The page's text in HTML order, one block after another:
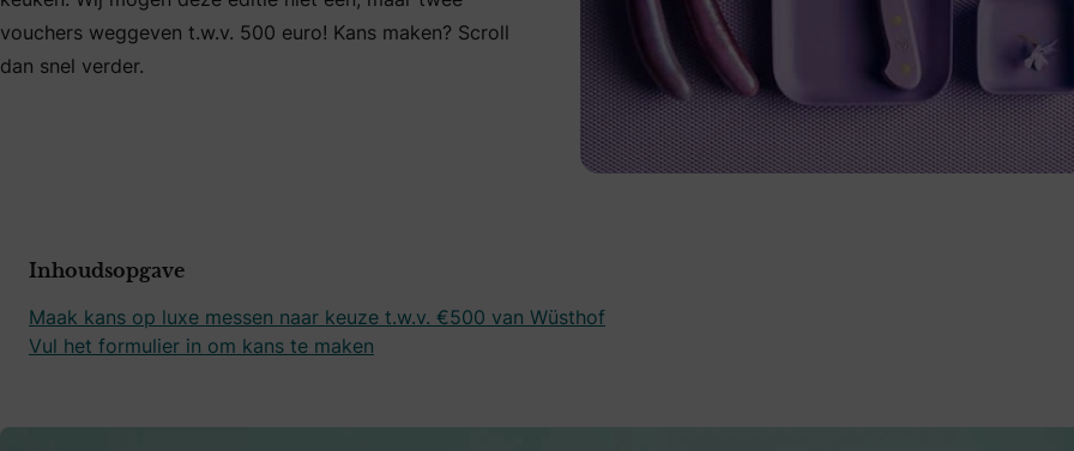
vouchers weggeven t.w.v. 500 euro! Kans maken? Scroll
dan snel verder.
Inhoudsopgave
Maak kans op luxe messen naar keuze t.w.v. €500 van Wüsthof
Vul het formulier in om kans te maken